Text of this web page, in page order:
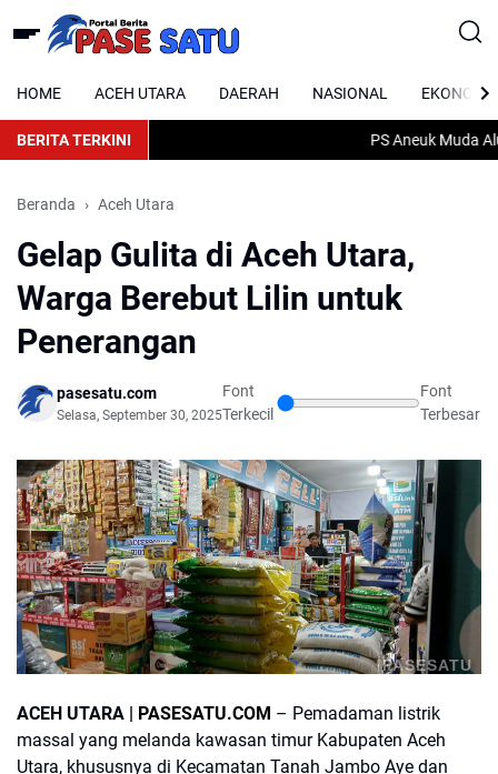
HOME ACEH UTARA DAERAH NASIONAL EKONOMI
BERITA TERKINI PS Aneuk Muda
Beranda Aceh Utara
Gelap Gulita di Aceh Utara,
Warga Berebut Lilin untuk
Penerangan
pasesatu.com
Selasa, September 30, 2025
Font
Terkecil
Font
Terbesar
PASESATU
ACEH UTARA | PASESATU.COM – Pemadaman listrik
massal yang melanda kawasan timur Kabupaten Aceh
Utara, khususnya di Kecamatan Tanah Jambo Aye dan